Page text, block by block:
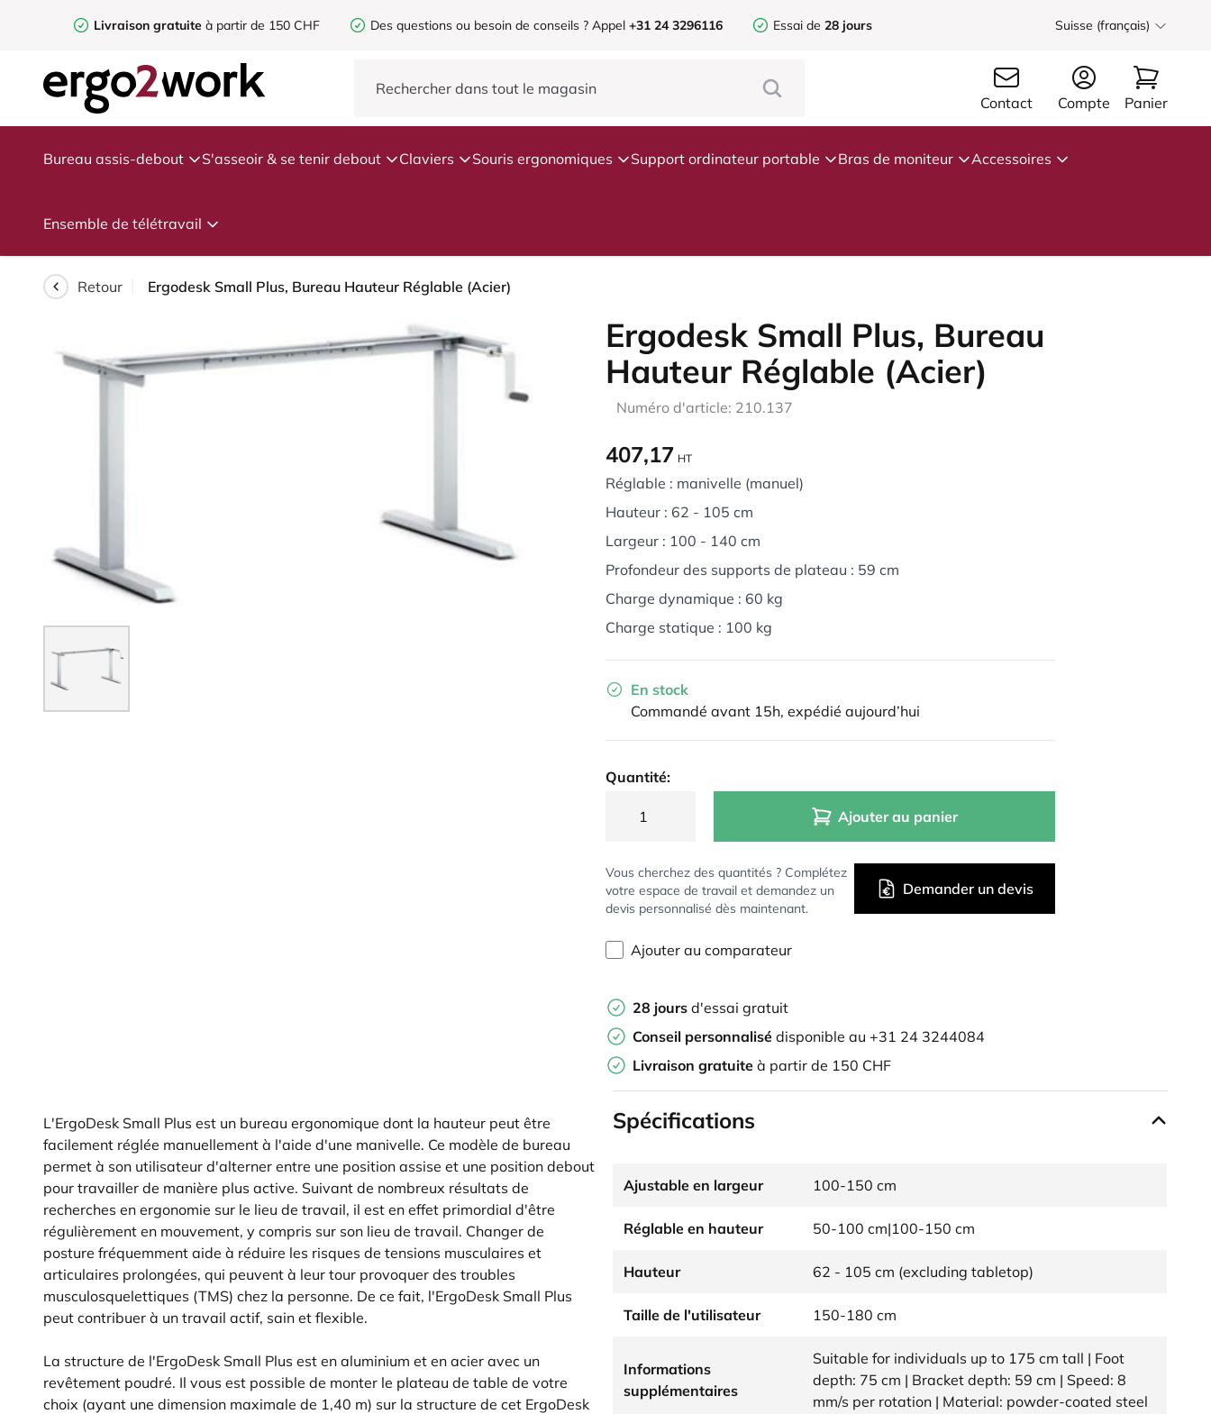
Livraison gratuite à partir de 150 CHF Des questions ou besoin de conseils ? Appel +31 24 3296116 Essai de 28 jours Suisse (français)
Contact Compte Panier
Bureau assis-debout S'asseoir & se tenir debout Claviers Souris ergonomiques Support ordinateur portable Bras de moniteur Accessoires
Ensemble de télétravail
Retour Ergodesk Small Plus, Bureau Hauteur Réglable (Acier)
Ergodesk Small Plus, Bureau
Hauteur Réglable (Acier)
Numéro d'article: 210.137
407,17 HT
Réglable : manivelle (manuel)
Hauteur : 62 - 105 cm
Largeur : 100 - 140 cm
Profondeur des supports de plateau : 59 cm
Charge dynamique : 60 kg
Charge statique : 100 kg
En stock
Commandé avant 15h, expédié aujourd’hui
Quantité:
Ajouter au panier
Vous cherchez des quantités ? Complétez
votre espace de travail et demandez un
devis personnalisé dès maintenant.
Demander un devis
Ajouter au comparateur
28 jours d'essai gratuit
Conseil personnalisé disponible au +31 24 3244084
Livraison gratuite à partir de 150 CHF
L'ErgoDesk Small Plus est un bureau ergonomique dont la hauteur peut être
facilement réglée manuellement à l'aide d'une manivelle. Ce modèle de bureau
permet à son utilisateur d'alterner entre une position assise et une position debout
pour travailler de manière plus active. Suivant de nombreux résultats de
recherches en ergonomie sur le lieu de travail, il est en effet primordial d'être
régulièrement en mouvement, y compris sur son lieu de travail. Changer de
posture fréquemment aide à réduire les risques de tensions musculaires et
articulaires prolongées, qui peuvent à leur tour provoquer des troubles
musculosquelettiques (TMS) chez la personne. De ce fait, l'ErgoDesk Small Plus
peut contribuer à un travail actif, sain et flexible.
La structure de l'ErgoDesk Small Plus est en aluminium et en acier avec un
revêtement poudré. Il vous est possible de monter le plateau de table de votre
choix (ayant une dimension maximale de 1,40 m) sur la structure de cet ErgoDesk
Spécifications
Ajustable en largeur 100-150 cm
Réglable en hauteur 50-100 cm|100-150 cm
Hauteur 62 - 105 cm (excluding tabletop)
Taille de l'utilisateur 150-180 cm
Informations
supplémentaires
Suitable for individuals up to 175 cm tall | Foot
depth: 75 cm | Bracket depth: 59 cm | Speed: 8
mm/s per rotation | Material: powder-coated steel